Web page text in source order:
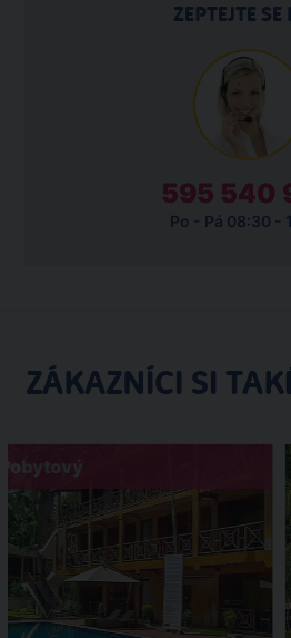
ZEPTEJTE SE
595 540
Po - Pá 08:30 -
ZÁKAZNÍCI SI